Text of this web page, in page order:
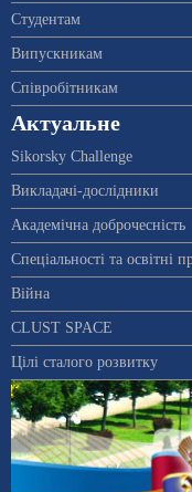
Студентам
Випускникам
Співробітникам
Актуальне
Sikorsky Challenge
Викладачі-дослідники
Академічна доброчесність
Спеціальності та освітні
Війна
CLUST SPACE
Цілі сталого розвитку